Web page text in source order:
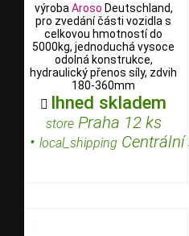
výroba Aroso Deutschland,
pro zvedání části vozidla s
celkovou hmotností do
5000kg, jednoduchá vysoce
odolná konstrukce,
hydraulický přenos síly, zdvih
180-360mm
 Ihned skladem
storePraha 12 ks
• local_shipping